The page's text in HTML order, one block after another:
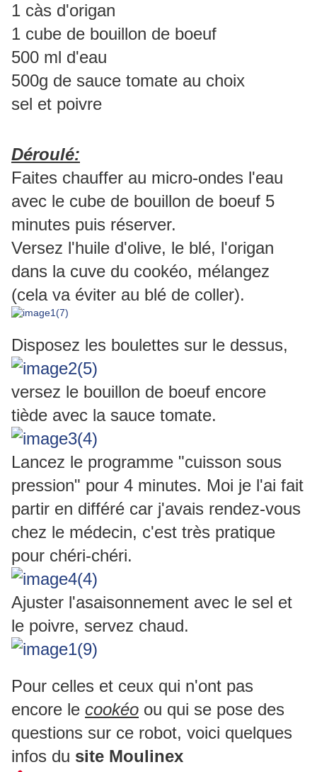
1 càs d'origan
1 cube de bouillon de boeuf
500 ml d'eau
500g de sauce tomate au choix
sel et poivre
Déroulé:
Faites chauffer au micro-ondes l'eau
avec le cube de bouillon de boeuf 5
minutes puis réserver.
Versez l'huile d'olive, le blé, l'origan
dans la cuve du cookéo, mélangez
(cela va éviter au blé de coller).
Disposez les boulettes sur le dessus,
versez le bouillon de boeuf encore
tiède avec la sauce tomate.
Lancez le programme "cuisson sous
pression" pour 4 minutes. Moi je l'ai fait
partir en différé car j'avais rendez-vous
chez le médecin, c'est très pratique
pour chéri-chéri.
Ajuster l'asaisonnement avec le sel et
le poivre, servez chaud.
Pour celles et ceux qui n'ont pas
encore le cookéo ou qui se pose des
questions sur ce robot, voici quelques
infos du site Moulinex